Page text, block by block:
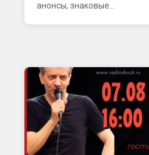
анонсы, знаковые...